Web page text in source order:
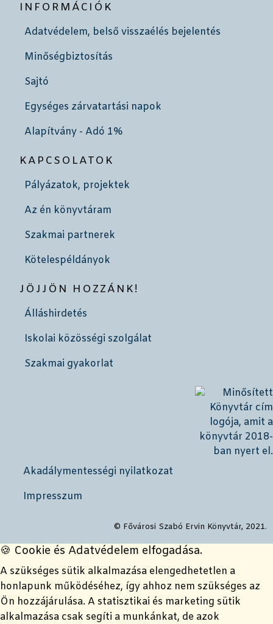
INFORMÁCIÓK
Adatvédelem, belső visszaélés bejelentés
Minőségbiztosítás
Sajtó
Egységes zárvatartási napok
Alapítvány - Adó 1%
KAPCSOLATOK
Pályázatok, projektek
Az én könyvtáram
Szakmai partnerek
Kötelespéldányok
JÖJJÖN HOZZÁNK!
Álláshirdetés
Iskolai közösségi szolgálat
Szakmai gyakorlat
Akadálymentességi nyilatkozat
Impresszum
© Fővárosi Szabó Ervin Könyvtár, 2021.
🍪 Cookie és Adatvédelem elfogadása.
A szükséges sütik alkalmazása elengedhetetlen a
honlapunk működéséhez, így ahhoz nem szükséges az
Ön hozzájárulása. A statisztikai és marketing sütik
alkalmazása csak segíti a munkánkat, de azok